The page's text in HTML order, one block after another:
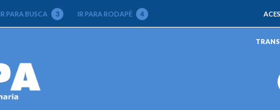
IR PARA BUSCA 3 IR PARA RODAPÉ 4